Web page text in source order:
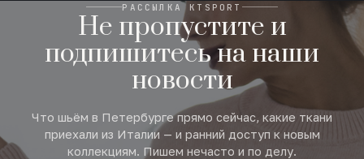
РАССЫЛКА KTSPORT
Не пропустите и
подпишитесь на наши
новости
Что шьём в Петербурге прямо сейчас, какие ткани
приехали из Италии — и ранний доступ к новым
коллекциям. Пишем нечасто и по делу.